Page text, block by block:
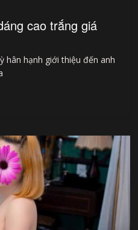
cao trắng giá
hân hạnh giới thiệu đến anh